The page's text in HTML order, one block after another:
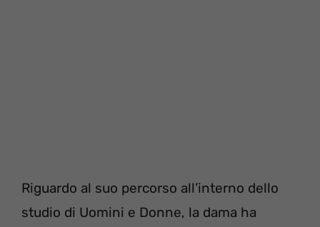
Riguardo al suo percorso all’interno dello
studio di Uomini e Donne, la dama ha